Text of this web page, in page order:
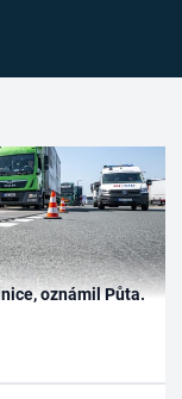
oznámil Půta.